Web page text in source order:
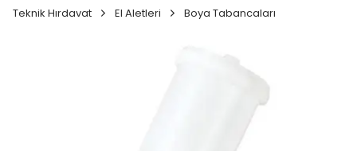
Teknik Hırdavat El Aletleri Boya Tabancaları